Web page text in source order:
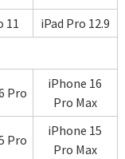
11 iPad Pro 12.9
Pro
iPhone 16
Pro Max
Pro
iPhone 15
Pro Max